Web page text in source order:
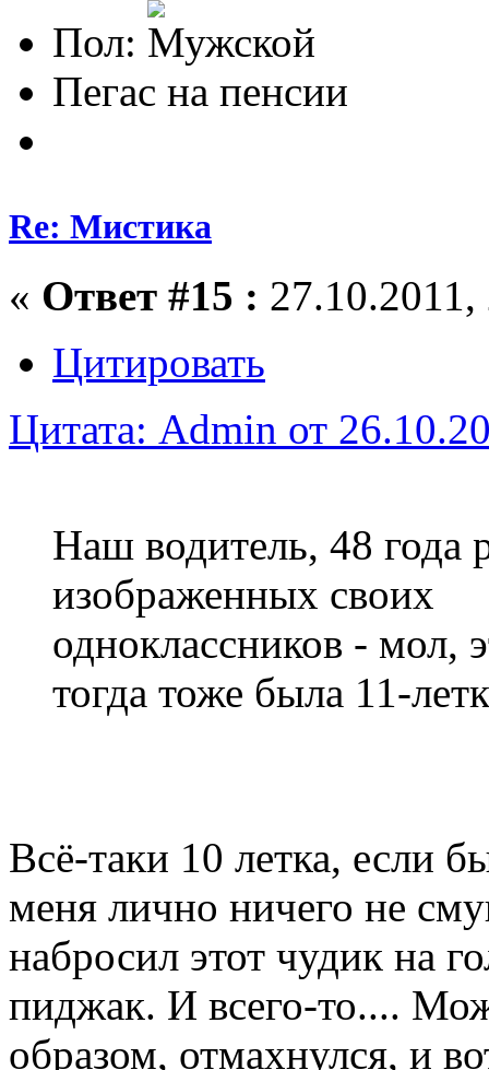
Пол:
Пегас на пенсии
Re: Мистика
« Ответ #15 :
Цитировать
Цитата: Admin от
Наш водитель, 48 года
изображенных своих
одноклассников - мол,
тогда тоже была 11-
Всё-таки 10 летка, если
меня лично ничего не
набросил этот чудик на
пиджак. И всего-то....
образом, отмахнулся, и